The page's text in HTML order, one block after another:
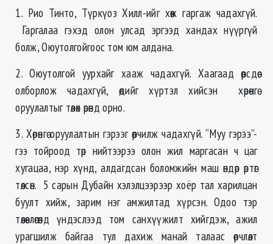
1. Рио Тинто, Түркүоз Хилл-ийг хөөж гаргаж чадахгүй.
Гаргалаа гэхэд олон улсад эргээд хандах нүүргүй
болж, Оюутолгойгоос том юм алдана.
2. Оюутолгой уурхайг хааж чадахгүй. Хаагаад өөрсдөө
олборлож чадахгүй, өдийг хүртэл хийсэн хөрөнгө
оруулалтыг төлөх өрөнд орно.
3. Хөрөнгө оруулалтын гэрээг өөрчилж чадахгүй. “Муу гэрээ”-
гээ тойроод төр нийтээрээ олон жил маргасан ч цаг
хугацаа, нэр хүнд, алдагдсан боломжийн маш өндөр өртөг
төлсөн. 5 сарын Дубайн хэлэлцээрээр хоёр тал харилцан
буулт хийж, зарим нэг амжилтад хүрсэн. Одоо тэр
төлөвлөгөөнд үндэслээд том санхүүжилт хийгдэж, ажил
урагшилж байгаа тул дахиж манай талаас өөрчлөлт